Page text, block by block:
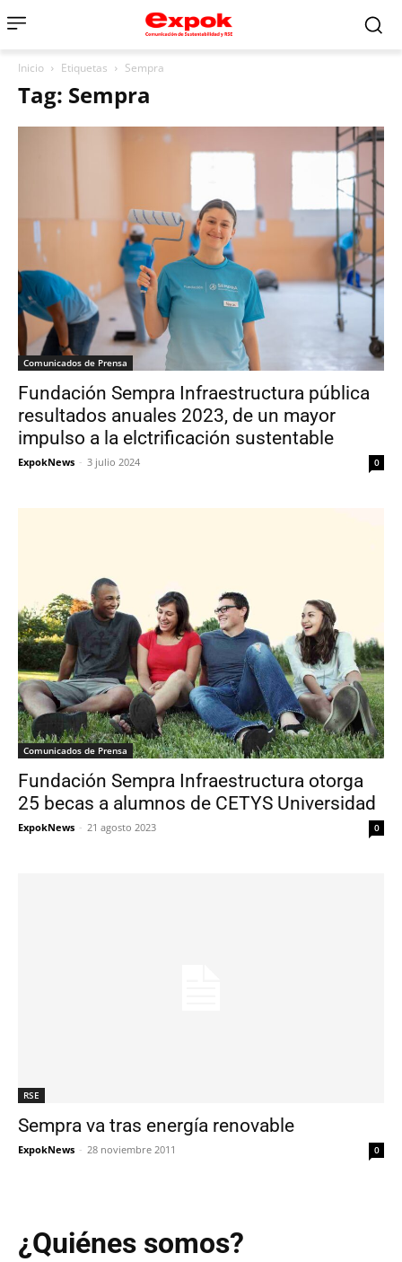
Inicio Etiquetas Sempra
Tag: Sempra
Comunicados de Prensa
Fundación Sempra Infraestructura pública
resultados anuales 2023, de un mayor
impulso a la elctrificación sustentable
ExpokNews - 3 julio 2024 0
Comunicados de Prensa
Fundación Sempra Infraestructura otorga
25 becas a alumnos de CETYS Universidad
ExpokNews - 21 agosto 2023 0
RSE
Sempra va tras energía renovable
ExpokNews - 28 noviembre 2011 0
¿Quiénes somos?